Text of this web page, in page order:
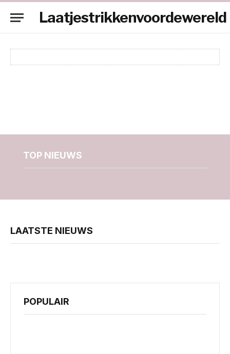
Laatjestrikkenvoordewereld
TOP NIEUWS
LAATSTE NIEUWS
POPULAIR